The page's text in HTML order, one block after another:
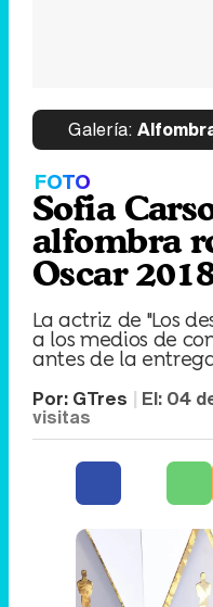
Galería:
FOTO
Sofia
alfombra
Oscar
La actriz de "Los
a los medios de
antes de la
Por: GTres El: 04
visitas